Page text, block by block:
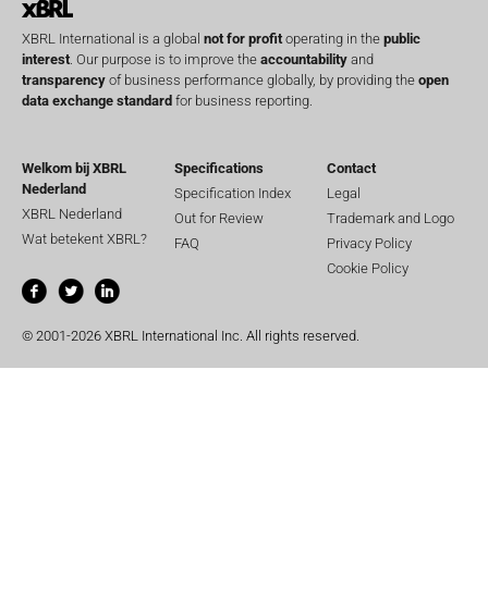
XBRL International is a global not for profitoperating in the public
interest. Our purpose is to improve the accountability and
transparency of business performance globally, by providing the open
data exchange standard for business reporting.
Welkom bij XBRL
Nederland
XBRL Nederland
Wat betekent XBRL?
Specifications
Specification Index
Out for Review
FAQ
Contact
Legal
Trademark and Logo
Privacy Policy
Cookie Policy
© 2001-2026 XBRL International Inc. All rights reserved.